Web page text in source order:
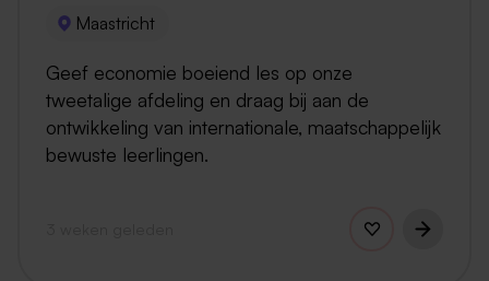
Maastricht
Geef economie boeiend les op onze
tweetalige afdeling en draag bij aan de
ontwikkeling van internationale, maatschappelijk
bewuste leerlingen.